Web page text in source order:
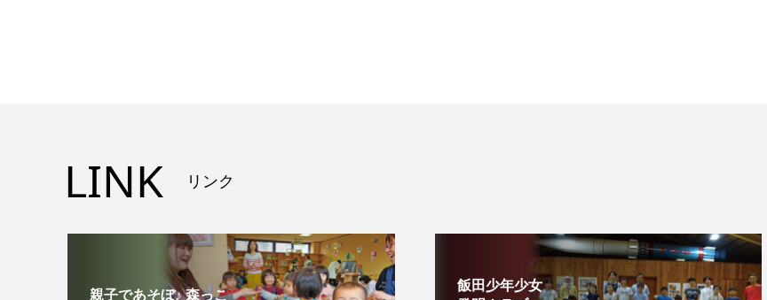
LINK リンク
親子であそぼ♪ 森っこ
飯田少年少女